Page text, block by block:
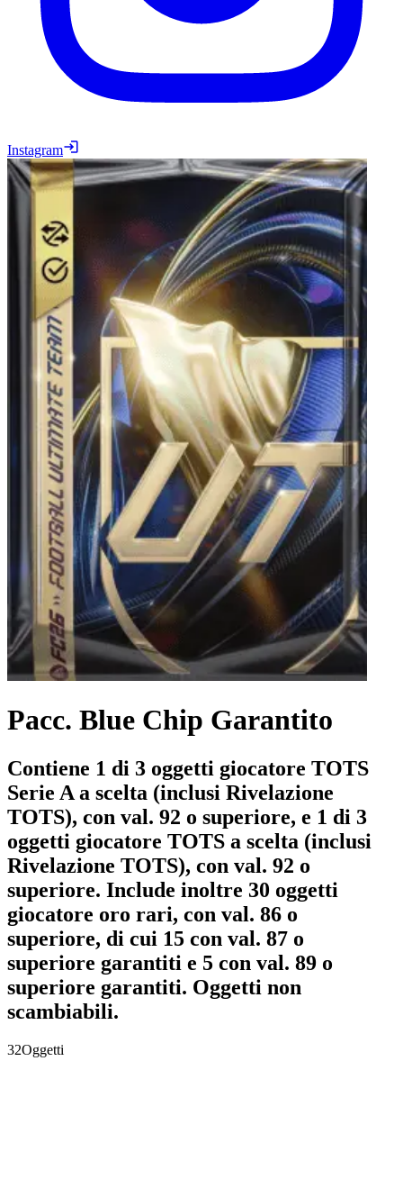
Instagram
Pacc. Blue Chip Garantito
Contiene 1 di 3 oggetti giocatore TOTS
Serie A a scelta (inclusi Rivelazione
TOTS), con val. 92 o superiore, e 1 di 3
oggetti giocatore TOTS a scelta (inclusi
Rivelazione TOTS), con val. 92 o
superiore. Include inoltre 30 oggetti
giocatore oro rari, con val. 86 o
superiore, di cui 15 con val. 87 o
superiore garantiti e 5 con val. 89 o
superiore garantiti. Oggetti non
scambiabili.
32Oggetti